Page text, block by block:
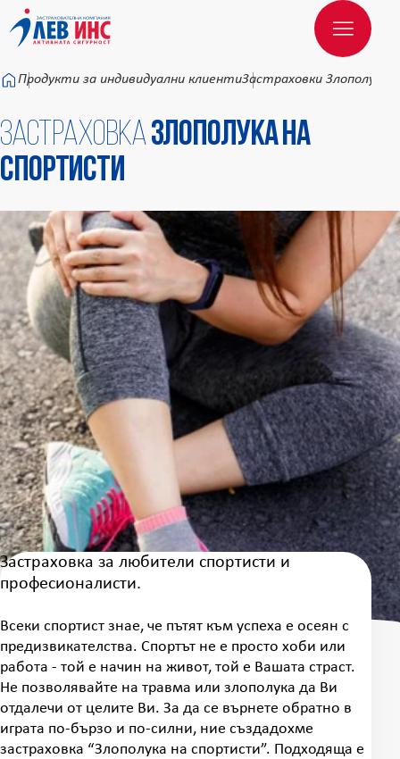
Към основното съдържание
Продукти за индивидуални клиентиЗастраховки Злополука
ЗастраховкаЗлополука на
спортисти
Застраховка за любители спортисти и
професионалисти.
Всеки спортист знае, че пътят към успеха е осеян с
предизвикателства. Спортът не е просто хоби или
работа - той е начин на живот, той е Вашата страст.
Не позволявайте на травма или злополука да Ви
отдалечи от целите Ви. За да се върнете обратно в
играта по-бързо и по-силни, ние създадохме
застраховка “Злополука на спортисти”. Подходяща е